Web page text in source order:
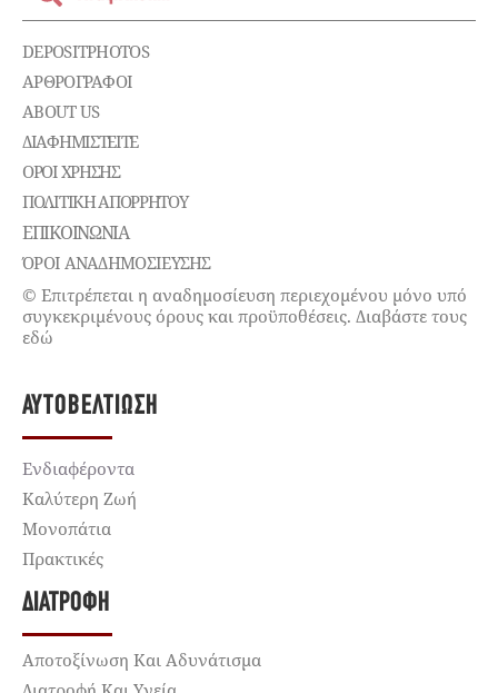
DEPOSITPHOTOS
ΑΡΘΡΟΓΡΑΦΟΙ
ABOUT US
ΔΙΑΦΗΜΙΣΤΕΊΤΕ
ΌΡΟΙ ΧΡΉΣΗΣ
ΠΟΛΙΤΙΚΉ ΑΠΟΡΡΉΤΟΥ
ΕΠΙΚΟΙΝΩΝΊΑ
ΌΡΟΙ ΑΝΑΔΗΜΟΣΙΕΥΣΗΣ
© Επιτρέπεται η αναδημοσίευση περιεχομένου μόνο υπό
συγκεκριμένους όρους και προϋποθέσεις. Διαβάστε τους
εδώ
ΑΥΤΟΒΕΛΤΊΩΣΗ
Ενδιαφέροντα
Καλύτερη Ζωή
Μονοπάτια
Πρακτικές
ΔΙΑΤΡΟΦΉ
Αποτοξίνωση Και Αδυνάτισμα